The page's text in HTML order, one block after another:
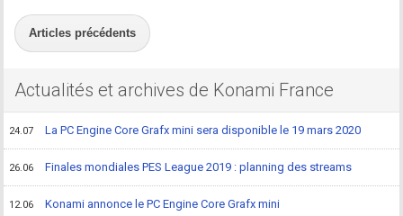
Articles précédents
Actualités et archives de Konami France
24.07 La PC Engine Core Grafx mini sera disponible le 19 mars 2020
26.06 Finales mondiales PES League 2019 : planning des streams
12.06 Konami annonce le PC Engine Core Grafx mini